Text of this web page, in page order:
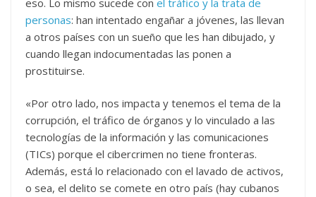
personas: han intentado engañar a jóvenes, las llevan
a otros países con un sueño que les han dibujado, y
cuando llegan indocumentadas las ponen a
prostituirse.
«Por otro lado, nos impacta y tenemos el tema de la
corrupción, el tráfico de órganos y lo vinculado a las
tecnologías de la información y las comunicaciones
(TICs) porque el cibercrimen no tiene fronteras.
Además, está lo relacionado con el lavado de activos,
o sea, el delito se comete en otro país (hay cubanos